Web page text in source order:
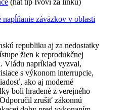
(hat tip Ivovi za linku)
záväzkov v oblasti
republiku aj za nedostatky
žien k reprodukčnej
Vládu napríklad vyzval,
s výkonom interrupcie,
ako aj moderné
boli hradené z verejného
zrušiť zákonnú